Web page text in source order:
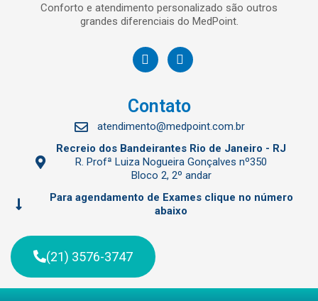
Conforto e atendimento personalizado são outros
grandes diferenciais do MedPoint.
Contato
atendimento@medpoint.com.br
Recreio dos Bandeirantes Rio de Janeiro - RJ
R. Profª Luiza Nogueira Gonçalves nº350
Bloco 2, 2º andar
Para agendamento de Exames clique no número
abaixo
(21) 3576-3747